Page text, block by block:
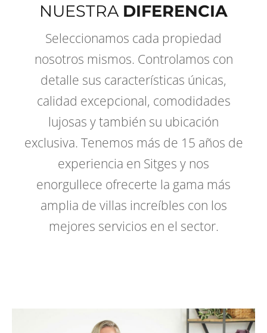
NUESTRA DIFERENCIA
Seleccionamos cada propiedad
nosotros mismos. Controlamos con
detalle sus características únicas,
calidad excepcional, comodidades
lujosas y también su ubicación
exclusiva. Tenemos más de 15 años de
experiencia en Sitges y nos
enorgullece ofrecerte la gama más
amplia de villas increíbles con los
mejores servicios en el sector.